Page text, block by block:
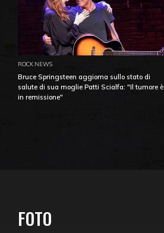
ROCK NEWS
Bruce Springsteen aggiorna sullo stato di
salute di sua moglie Patti Scialfa: "Il tumore è
in remissione"
FOTO